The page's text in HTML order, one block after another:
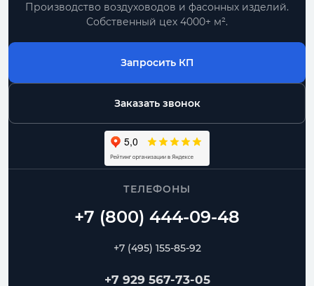
Производство воздуховодов и фасонных изделий.
Собственный цех 4000+ м².
Запросить КП
Заказать звонок
ТЕЛЕФОНЫ
+7 (495) 155-85-92
+7 929 567-73-05